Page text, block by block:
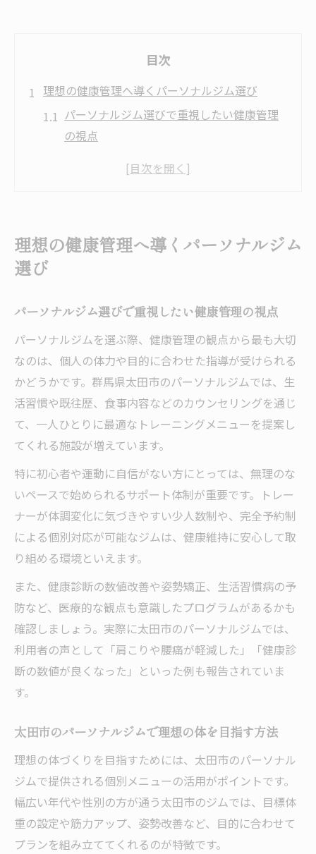
目次
理想の健康管理へ導くパーソナルジム選び
パーソナルジム選びで重視したい健康管理
の視点
太田市のパーソナルジムで理想の体を目指
健康維持に欠かせないパーソナルジムの選
コツ
太田市で続けやすいパーソナルジムとは
パーソナルジムが続けやすい理由と太田市
の魅力
太田市で無理なく通えるパーソナルジムの
特徴
パーソナルジム選びで重視したい通いやす
さ
パーソナルジムを長期間続けるための秘訣
仕事帰りに通える太田市パーソナルジムの
探し方
男性に人気のパーソナルジム活用法紹介
男性に選ばれるパーソナルジムの利用ポイ
ント
パーソナルジムで効率良く筋力アップを目
指す方法
パーソナルジムで理想のボディメイクを実
男性が重視したいパーソナルジムのサポー
ト内容
トレーニング初心者でも安心のサポート体制
パーソナルジム初心者も安心できるサポー
理想の健康管理へ導くパーソナルジム
選び
パーソナルジム選びで重視したい健康管理の視点
パーソナルジムを選ぶ際、健康管理の観点から最も大切
なのは、個人の体力や目的に合わせた指導が受けられる
かどうかです。群馬県太田市のパーソナルジムでは、生
活習慣や既往歴、食事内容などのカウンセリングを通じ
て、一人ひとりに最適なトレーニングメニューを提案し
てくれる施設が増えています。
特に初心者や運動に自信がない方にとっては、無理のな
いペースで始められるサポート体制が重要です。トレー
ナーが体調変化に気づきやすい少人数制や、完全予約制
による個別対応が可能なジムは、健康維持に安心して取
り組める環境といえます。
また、健康診断の数値改善や姿勢矯正、生活習慣病の予
防など、医療的な観点も意識したプログラムがあるかも
確認しましょう。実際に太田市のパーソナルジムでは、
利用者の声として「肩こりや腰痛が軽減した」「健康診
断の数値が良くなった」といった例も報告されていま
す。
太田市のパーソナルジムで理想の体を目指す方法
理想の体づくりを目指すためには、太田市のパーソナル
ジムで提供される個別メニューの活用がポイントです。
幅広い年代や性別の方が通う太田市のジムでは、目標体
重の設定や筋力アップ、姿勢改善など、目的に合わせて
プランを組み立ててくれるのが特徴です。